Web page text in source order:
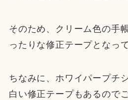
そのため、クリーム色の手
ったりな修正テープとなっ
ちなみに、ホワイパープチ
白い修正テープもあるので